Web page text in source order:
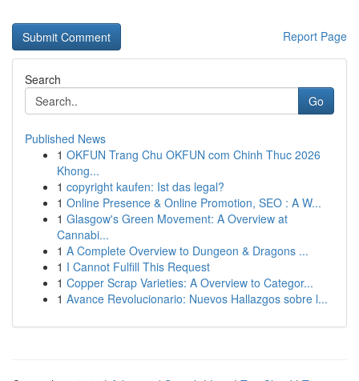
Report Page
Search
Go
Published News
1 OKFUN Trang Chu OKFUN com Chinh Thuc 2026
Khong...
1 copyright kaufen: Ist das legal?
1 Online Presence & Online Promotion, SEO : A W...
1 Glasgow's Green Movement: A Overview at
Cannabi...
1 A Complete Overview to Dungeon & Dragons ...
1 I Cannot Fulfill This Request
1 Copper Scrap Varieties: A Overview to Categor...
1 Avance Revolucionario: Nuevos Hallazgos sobre l...